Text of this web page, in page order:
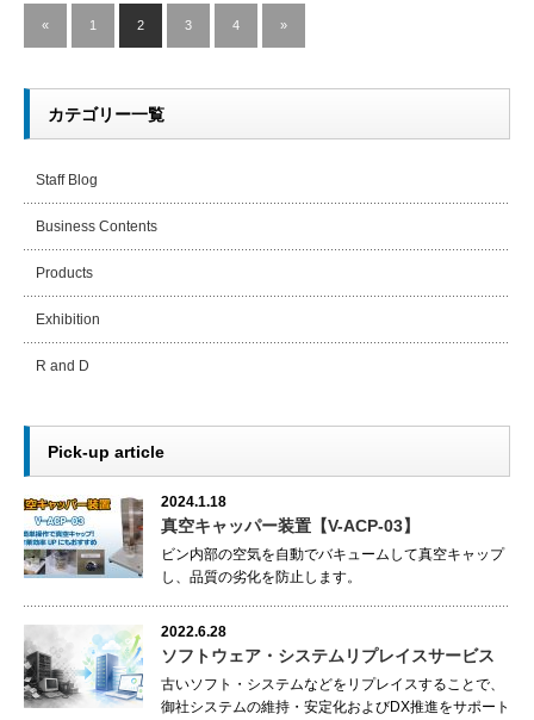
« 1 2 3 4 »
カテゴリー一覧
Staff Blog
Business Contents
Products
Exhibition
R and D
Pick-up article
2024.1.18
真空キャッパー装置【V-ACP-03】
ビン内部の空気を自動でバキュームして真空キャップ
し、品質の劣化を防止します。
2022.6.28
ソフトウェア・システムリプレイスサービス
古いソフト・システムなどをリプレイスすることで、
御社システムの維持・安定化およびDX推進をサポート